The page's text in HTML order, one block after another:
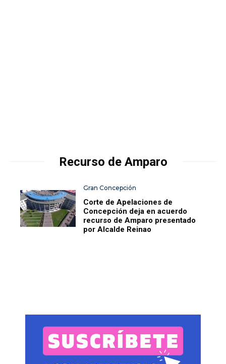
Recurso de Amparo
Gran Concepción
Corte de Apelaciones de
Concepción deja en acuerdo
recurso de Amparo presentado
por Alcalde Reinao